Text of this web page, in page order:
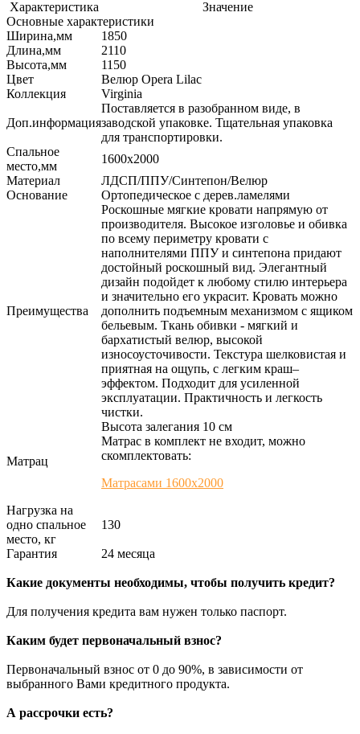
Характеристика
Значение
Основные характеристики
Ширина,мм
1850
Длина,мм
2110
Высота,мм
1150
Цвет
Велюр Opera Lilac
Коллекция
Virginia
Доп.информация
Поставляется в разобранном виде, в
заводской упаковке. Тщательная упаковка
для транспортировки.
Спальное
место,мм
1600х2000
Материал
ЛДСП/ППУ/Синтепон/Велюр
Основание
Ортопедическое с дерев.ламелями
Преимущества
Роскошные мягкие кровати напрямую от
производителя. Высокое изголовье и обивка
по всему периметру кровати с
наполнителями ППУ и синтепона придают
достойный роскошный вид. Элегантный
дизайн подойдет к любому стилю интерьера
и значительно его украсит. Кровать можно
дополнить подъемным механизмом с ящиком
бельевым. Ткань обивки - мягкий и
бархатистый велюр, высокой
износоусточивости. Текстура шелковистая и
приятная на ощупь, с легким краш–
эффектом. Подходит для усиленной
эксплуатации. Практичность и легкость
чистки.
Матрац
Высота залегания 10 см
Матрас в комплект не входит, можно
скомплектовать:
Матрасами 1600х2000
Нагрузка на
одно спальное
место, кг
130
Гарантия 24 месяца
Какие документы необходимы, чтобы получить кредит?
Для получения кредита вам нужен только паспорт.
Каким будет первоначальный взнос?
Первоначальный взнос от 0 до 90%, в зависимости от
выбранного Вами кредитного продукта.
А рассрочки есть?